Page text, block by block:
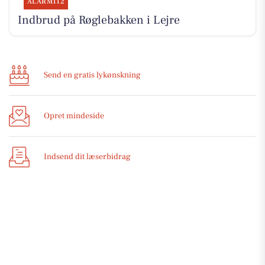
Indbrud på Røglebakken i Lejre
Send en gratis lykønskning
Opret mindeside
Indsend dit læserbidrag